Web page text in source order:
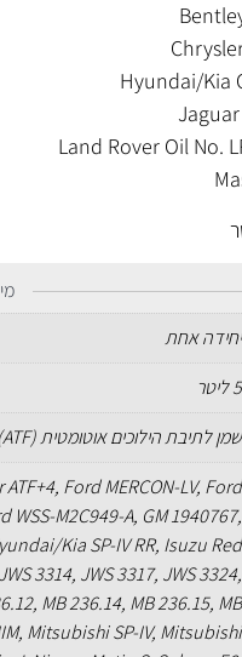
Hyundai/Kia
Land Rover Oil No.
יחידה אחת
5 ליטר
שמן לתיבת הילוכים אוטומטית (ATF)
Ford MERCON-LV, Ford
WSS-M2C949-A, GM 1940767,
Kia SP-IV RR, Isuzu Red
3314, JWS 3317, JWS 3324,
MB 236.14, MB 236.15, MB
Mitsubishi SP-IV, Mitsubishi